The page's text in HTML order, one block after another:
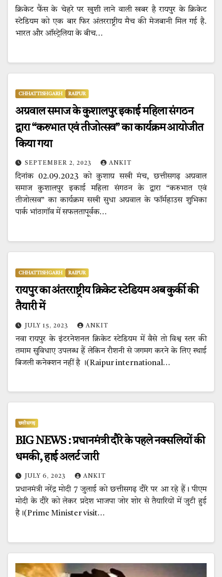
क्रिकेट फैंस के चेहरे पर खुशी लाने वाली खबर है रायपुर के क्रिकेट
स्टेडियम को एक बार फिर अंतरराष्ट्रीय मैच की मेजबानी मिल गई है.
भारत और ऑस्ट्रेलिया के बीच…
CHHATTISHGARH RAIPUR
अग्रवाल समाज के कुशालपुर इकाई महिला संगठन
द्वारा “करुभात एवं तीजोत्सव” का कार्यक्रम आयोजीत
किया गया
SEPTEMBER 2, 2023 ANKIT
दिनांक 02.09.2023 को कुशाग्र सखी मंच, छत्तीसगढ़ अग्रवाल
समाज कुशालपुर इकाई महिला संगठन के द्वारा “करुभात एवं
तीजोत्सव” का कार्यक्रम सखी सुधा अग्रवाल के फॉर्महाउस शुभिका
पार्क भांठागॉव में सफलतापूर्वक…
CHHATTISHGARH RAIPUR
रायपुर का अंतरराष्ट्रीय क्रिकेट स्टेडियम अब कुर्की की
तैयारी में
JULY 15, 2023 ANKIT
नवा रायपुर के इंटरनेशनल क्रिकेट स्टेडियम में वैसे तो विश्व स्तर की
तमाम सुविधाए उपलब्ध हैं लेकिन रौशनी से जगमग करने के लिए स्थाई
बिजली कनेक्शन नहीं है ।(Raipur international…
छत्तीसगढ़
BIG NEWS : प्रधानमंत्री दौरे के पहले नक्सलियों की
धमकी, हाई अलर्ट जारी
JULY 6, 2023 ANKIT
प्रधानमंत्री नरेंद्र मोदी 7 जुलाई को छत्तीसगढ़ दौरे पर आ रहे हैं। पीएम
मोदी के दौरे को लेकर प्रदेश भाजपा जोर शोर से तैयारियों में जुटी हुई
है।(Prime Minister visit…